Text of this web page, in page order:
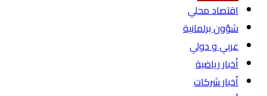
اقتصاد محلي
شؤون برلمانية
عربي و دولي
أخبار رياضية
أخبار شركات